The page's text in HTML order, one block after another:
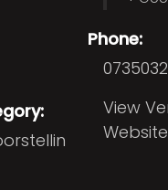
Phone:
View
Website